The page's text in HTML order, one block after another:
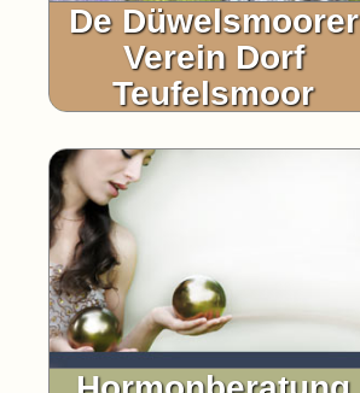
De Düwelsmoorer
Verein Dorf
Teufelsmoor